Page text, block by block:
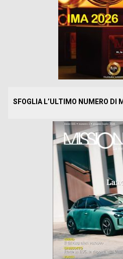
SFOGLIA L’ULTIMO NUMERO DI